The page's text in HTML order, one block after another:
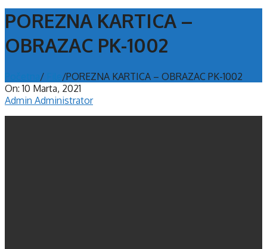
POREZNA KARTICA –
OBRAZAC PK-1002
/ /POREZNA KARTICA – OBRAZAC PK-1002
On: 10 Marta, 2021
Admin Administrator